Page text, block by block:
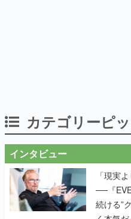
カテゴリーピ
インタビュー
「現実
──『
続ける”